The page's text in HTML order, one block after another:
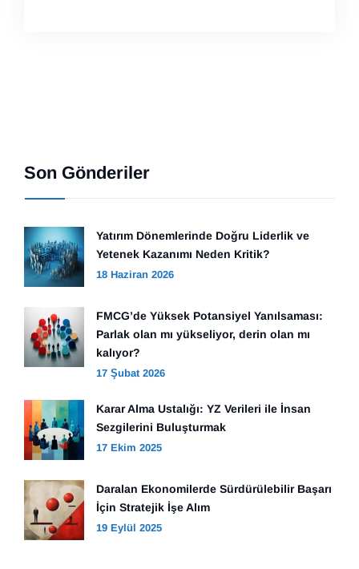
Son Gönderiler
Yatırım Dönemlerinde Doğru Liderlik ve
Yetenek Kazanımı Neden Kritik?
18 Haziran 2026
FMCG’de Yüksek Potansiyel Yanılsaması:
Parlak olan mı yükseliyor, derin olan mı
kalıyor?
17 Şubat 2026
Karar Alma Ustalığı: YZ Verileri ile İnsan
Sezgilerini Buluşturmak
17 Ekim 2025
Daralan Ekonomilerde Sürdürülebilir Başarı
İçin Stratejik İşe Alım
19 Eylül 2025